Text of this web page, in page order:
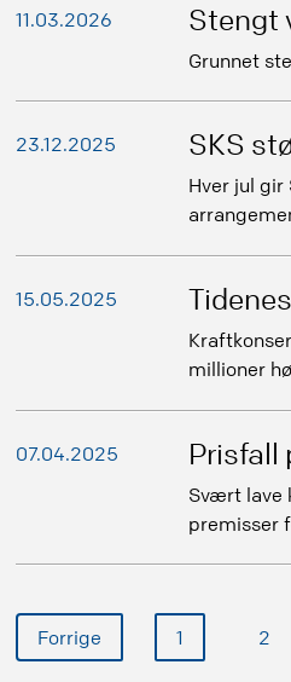
11.03.2026 Stengt
Grunnet
23.12.2025 SKS
Hver jul
15.05.2025
millioner
07.04.2025 Prisfall
Svært lave
premisser
Forrige 1 2